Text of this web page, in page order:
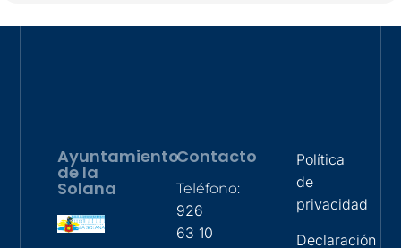
Ayuntamiento
de la
Solana
Contacto
Teléfono:
926
63 10
Política
de
privacidad
Declaración